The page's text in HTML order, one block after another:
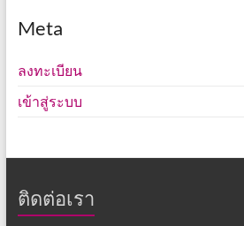
Meta
ลงทะเบียน
เข้าสู่ระบบ
ติดต่อเรา